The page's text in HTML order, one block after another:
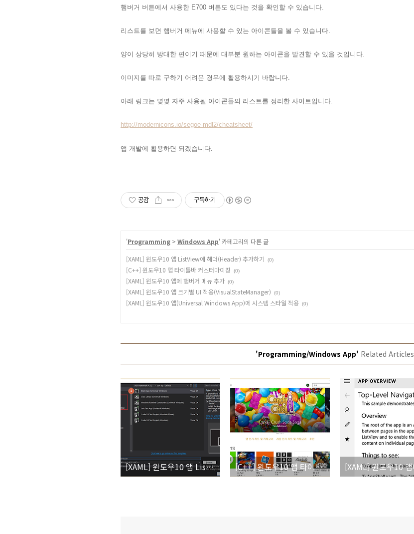
햄버거 버튼에서 사용한 E700 버튼도 있다는 것을 확인할 수 있습니다.
리스트를 보면 햄버거 메뉴에 사용할 수 있는 아이콘들을 볼 수 있습니다.
양이 상당히 방대한 편이기 때문에 대부분 원하는 아이콘을 발견할 수 있을 것입니다.
이미지를 따로 구하기 어려운 경우에 활용하시기 바랍니다.
아래 링크는 몇몇 자주 사용될 아이콘들의 리스트를 정리한 사이트입니다.
http://modernicons.io/segoe-mdl2/cheatsheet/
앱 개발에 활용하면 되겠습니다.
공감 구독하기
'Programming > Windows App' 카테고리의 다른 글
[XAML] 윈도우10 앱 ListView에 헤더(Header) 추가하기 (0)
[C++] 윈도우10 앱 타이틀바 커스터마이징 (0)
[XAML] 윈도우10 앱에 햄버거 메뉴 추가 (0)
[XAML] 윈도우10 앱 크기별 UI 적용(VisualStateManager) (0)
[XAML] 윈도우10 앱(Universal Windows App)에 시스템 스타일 적용 (0)
'Programming/Windows App' Related Articles
[XAML] 윈도우10 앱 ListView에 헤더(Header) 추가하기 [C++] 윈도우10 앱 타이틀바 커스터마이징